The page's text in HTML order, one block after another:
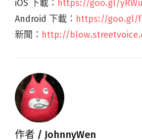
iOS 下載： https://goo.gl/
Android 下載： https://goo.gl/
新聞： http://
作者 / JohnnyWen